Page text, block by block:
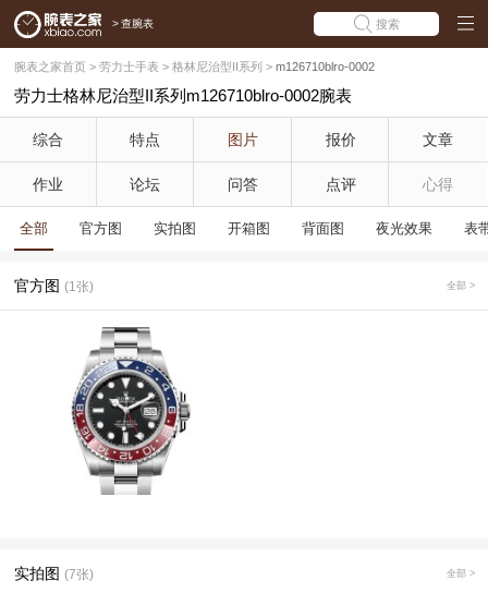
> 查腕表 搜索
腕表之家首页 > 劳力士手表 > 格林尼治型II系列 > m126710blro-0002
劳力士格林尼治型II系列m126710blro-0002腕表
综合 特点 图片 报价 文章
作业 论坛 问答 点评 心得
全部 官方图 实拍图 开箱图 背面图 夜光效果 表
官方图 (1张) 全部 >
实拍图 (7张) 全部 >